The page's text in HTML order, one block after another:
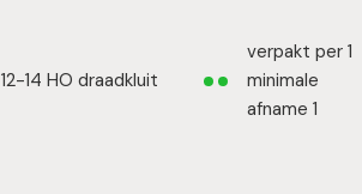
12-14 HO draadkluit
verpakt per 1
minimale
afname 1